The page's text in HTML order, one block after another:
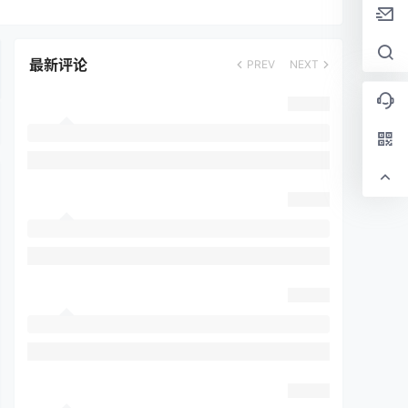
最新评论 PREV NEXT